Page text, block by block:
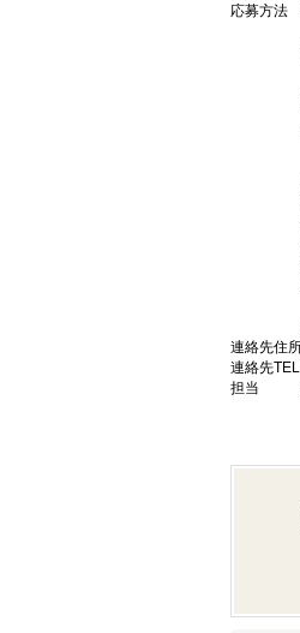
応募方法
連絡先住
連絡先TEL
担当